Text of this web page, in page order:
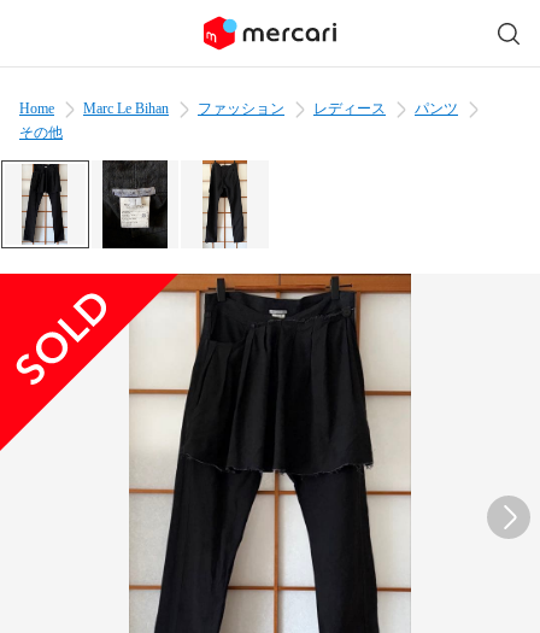
Home Marc Le Bihan ファッション レディース
パンツ
その他